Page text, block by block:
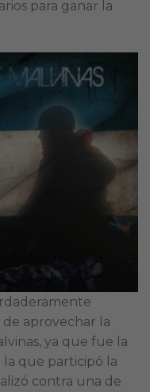
para ganar la
aprovechar la
ya que fue la
que participó la
contra una de